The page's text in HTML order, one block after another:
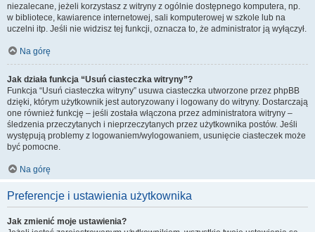
niezalecane, jeżeli korzystasz z witryny z ogólnie dostępnego komputera, np.
w bibliotece, kawiarence internetowej, sali komputerowej w szkole lub na
uczelni itp. Jeśli nie widzisz tej funkcji, oznacza to, że administrator ją wyłączył.
Na górę
Jak działa funkcja “Usuń ciasteczka witryny”?
Funkcja “Usuń ciasteczka witryny” usuwa ciasteczka utworzone przez phpBB
dzięki, którym użytkownik jest autoryzowany i logowany do witryny. Dostarczają
one również funkcję – jeśli została włączona przez administratora witryny –
śledzenia przeczytanych i nieprzeczytanych przez użytkownika postów. Jeśli
występują problemy z logowaniem/wylogowaniem, usunięcie ciasteczek może
być pomocne.
Na górę
Preferencje i ustawienia użytkownika
Jak zmienić moje ustawienia?